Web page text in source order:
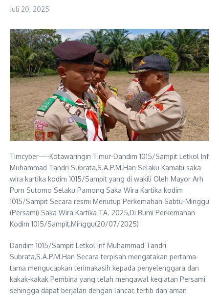
Juli 20, 2025
Timcyber—-Kotawaringin Timur-Dandim 1015/Sampit Letkol Inf
Muhammad Tandri Subrata,S.A.P.M.Han Selaku Kamabi saka
wira kartika kodim 1015/Sampit yang di wakili Oleh Mayor Arh
Purn Sutomo Selaku Pamong Saka Wira Kartika kodim
1015/Sampit Secara resmi Menutup Perkemahan Sabtu-Minggu
(Persami) Saka Wira Kartika TA. 2025,Di Bumi Perkemahan
Kodim 1015/Sampit,Minggu(20/07/2025)
Dandim 1015/Sampit Letkol Inf Muhammad Tandri
Subrata,S.A.P.M.Han Secara terpisah mengatakan pertama-
tama mengucapkan terimakasih kepada penyelenggara dan
kakak-kakak Pembina yang telah mengawal kegiatan Persami
sehingga dapat berjalan dengan lancar, tertib dan aman